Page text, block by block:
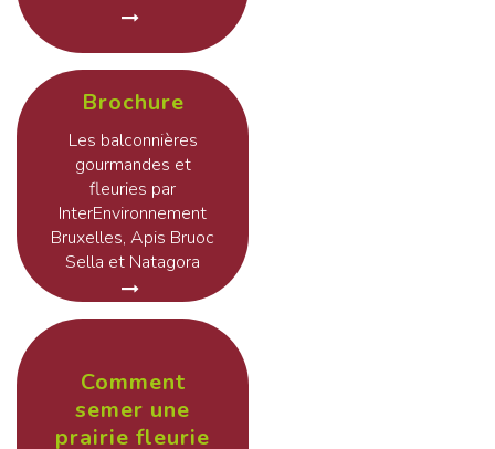
Brochure
Les balconnières
gourmandes et
fleuries par
InterEnvironnement
Bruxelles, Apis Bruoc
Sella et Natagora
Comment
semer une
prairie fleurie